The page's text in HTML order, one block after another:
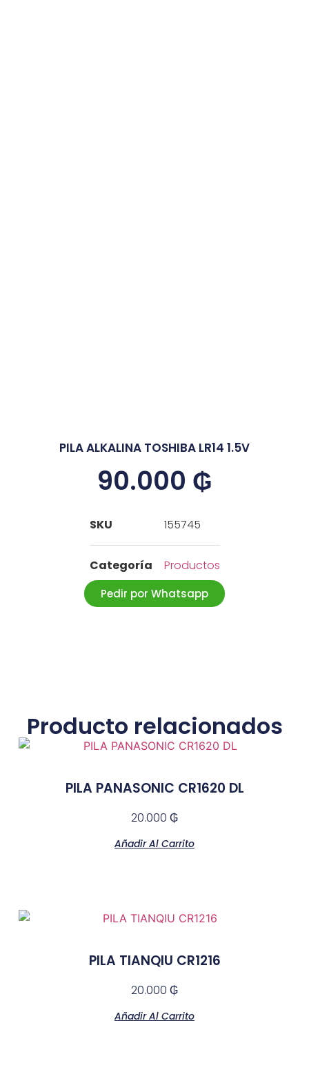
PILA ALKALINA TOSHIBA LR14 1.5V
90.000 ₲
SKU 155745
Categoría Productos
Pedir por Whatsapp
Producto relacionados
PILA PANASONIC CR1620 DL
20.000 ₲
Añadir Al Carrito
PILA TIANQIU CR1216
20.000 ₲
Añadir Al Carrito